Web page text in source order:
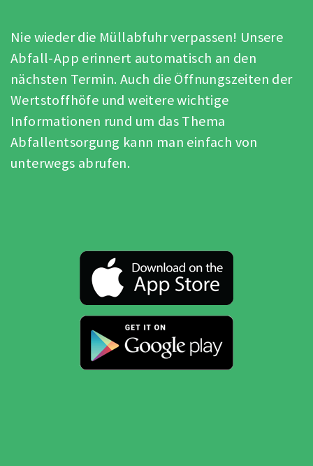
Nie wieder die Müllabfuhr verpassen! Unsere
Abfall-App erinnert automatisch an den
nächsten Termin. Auch die Öffnungszeiten der
Wertstoffhöfe und weitere wichtige
Informationen rund um das Thema
Abfallentsorgung kann man einfach von
unterwegs abrufen.